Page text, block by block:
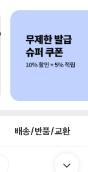
배송/반품/교환